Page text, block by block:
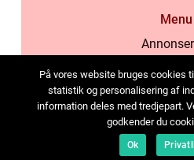
Menu
Kontakta
På vores website bruges cookies
statistik og personalisering af
information deles med tredjepart.
godkender du
Ok